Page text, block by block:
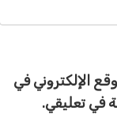
الإلكتروني في
تعليقي.